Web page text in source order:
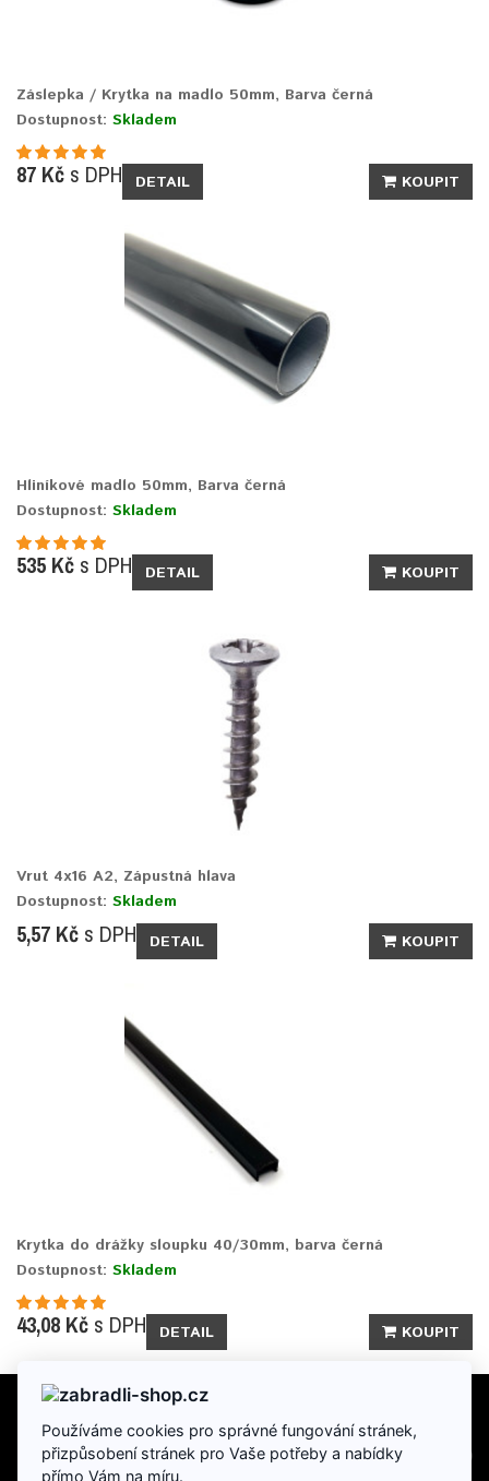
Záslepka / Krytka na madlo 50mm, Barva černá
Dostupnost: Skladem
87 Kč s DPH DETAIL KOUPIT
Hliníkové madlo 50mm, Barva černá
Dostupnost: Skladem
535 Kč s DPH DETAIL KOUPIT
Vrut 4x16 A2, Zápustná hlava
Dostupnost: Skladem
5,57 Kč s DPH DETAIL KOUPIT
Krytka do drážky sloupku 40/30mm, barva černá
Dostupnost: Skladem
43,08 Kč s DPH DETAIL KOUPIT
INFORMACE
Používáme cookies pro správné fungování stránek,
přizpůsobení stránek pro Vaše potřeby a nabídky
přímo Vám na míru.